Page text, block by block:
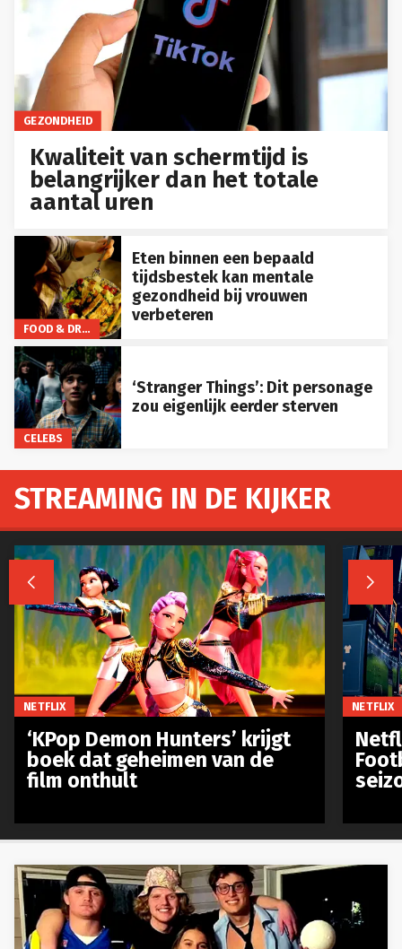
GEZONDHEID
Kwaliteit van schermtijd is
belangrijker dan het totale
aantal uren
FOOD & DRINKS
Eten binnen een bepaald
tijdsbestek kan mentale
gezondheid bij vrouwen
verbeteren
CELEBS
‘Stranger Things’: Dit personage
zou eigenlijk eerder sterven
STREAMING IN DE KIJKER
 
NETFLIX
‘KPop Demon Hunters’ krijgt
boek dat geheimen van de
film onthult
NETFLIX